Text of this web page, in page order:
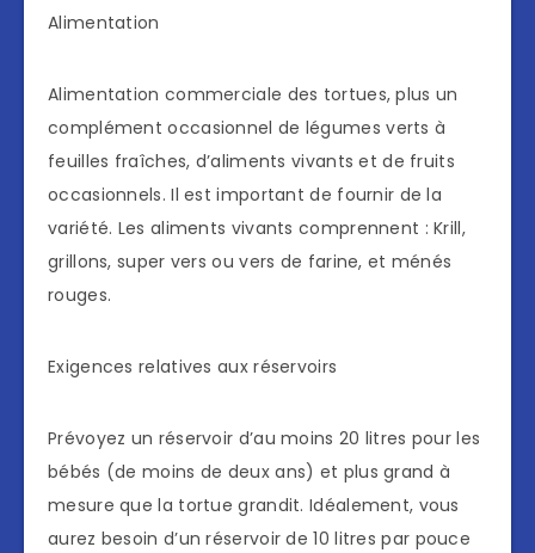
Alimentation
Alimentation commerciale des tortues, plus un
complément occasionnel de légumes verts à
feuilles fraîches, d’aliments vivants et de fruits
occasionnels. Il est important de fournir de la
variété. Les aliments vivants comprennent : Krill,
grillons, super vers ou vers de farine, et ménés
rouges.
Exigences relatives aux réservoirs
Prévoyez un réservoir d’au moins 20 litres pour les
bébés (de moins de deux ans) et plus grand à
mesure que la tortue grandit. Idéalement, vous
aurez besoin d’un réservoir de 10 litres par pouce